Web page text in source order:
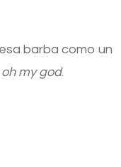
barba como un
oh my god.